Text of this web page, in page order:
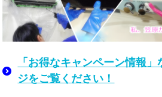
「お得なキャンペーン情報
ジをご覧ください！